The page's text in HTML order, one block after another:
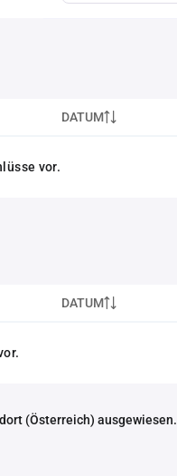
DATUM
vor.
DATUM
(Österreich) ausgewiesen.